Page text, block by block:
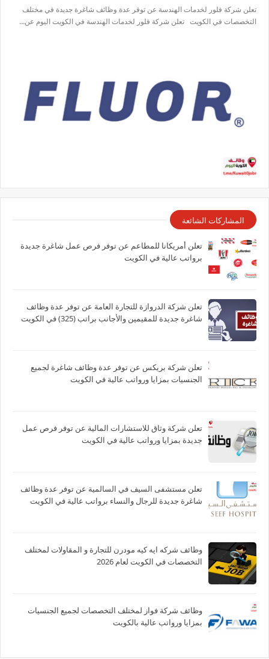
تعلن شركة فلور لخدمات الهندسة عن توفر عدة وظائف شاغرة جديدة في مختلف
التخصصات في الكويت تعلن شركة فلور لخدمات الهندسة في الكويت اليوم عن…
المشاركات الشائعة
تعلن أمريكانا للمطاعم عن توفر فرص عمل شاغرة جديدة
برواتب عالية في الكويت
تعلن شركة الدروازة للتجارة العامة عن توفر عدة وظائف
شاغرة جديدة للمقيمين والأجانب براتب (325) في الكويت
تعلن شركة بريكس عن توفر عدة وظائف شاغرة لجميع
الجنسيات بمزايا ورواتب عالية في الكويت
تعلن شركة وثاق للاستشارات المالية عن توفر فرص عمل
جديدة بمزايا ورواتب عالية في الكويت
تعلن مستشفى السيف في السالمية عن توفر عدة وظائف
شاغرة جديدة للرجال والنساء برواتب عالية في الكويت
وظائف شركه ايه كيه مودرن للتجارة و المقاولات لمختلف
التخصصات في الكويت لعام 2026
وظائف شركة فواز لمختلف التخصصات لجميع الجنسيات
بمزايا ورواتب عالية بالكويت